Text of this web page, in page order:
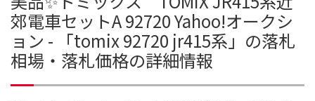
郊電車セットA 92720 Yahoo!オークシ
ョン - 「tomix 92720 jr415系」の落札
相場・落札価格の詳細情報